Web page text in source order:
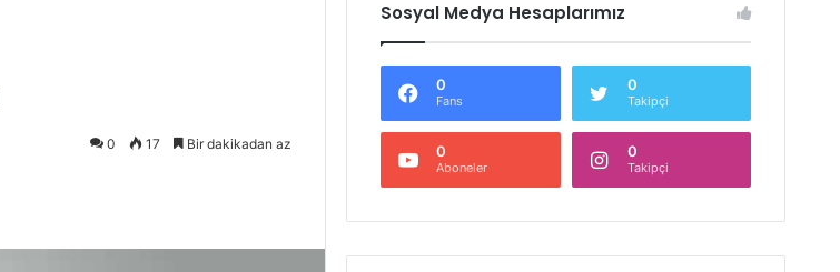
0 17 Bir dakikadan az
Sosyal Medya Hesaplarımız
0
Fans
0
Takipçi
0
Aboneler
0
Takipçi